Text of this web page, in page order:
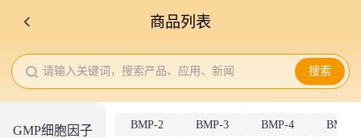
商品列表
请输入关键词，搜索产品、应用、新闻 搜索
GMP细胞因子 BMP-2 BMP-3 BMP-4 BMP-5